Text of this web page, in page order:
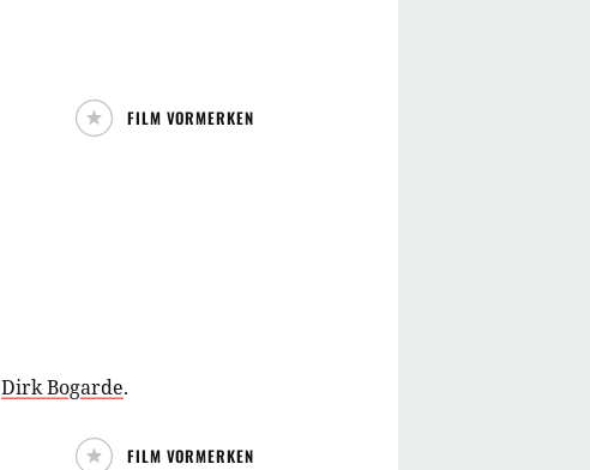
FILM VORMERKEN
Dirk Bogarde.
FILM VORMERKEN